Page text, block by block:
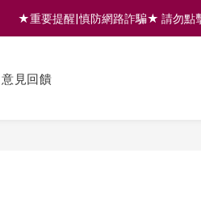
註冊會員享200元購物金 | 全館
★重要提醒|慎防網路詐騙★ 請勿點
意見回饋